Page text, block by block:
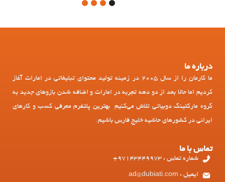
1
درباره ما
ما کارمان را از سال 2005 در زمینه تولید محتوای تبلیغاتی در امارات آغاز
کردیم اما حالا بعد از دو دهه تجربه در امارات و اضافه شدن بازوهای جدید به
گروه مارکتینگ دوبیاتی تلاش می‌کنیم بهترین پلتفرم معرفی کسب و کارهای
ایرانی در کشورهای حاشیه خلیج فارس باشیم.
تماس با ما
شماره تماس : 97143449973+
ایمیل : ad@dubiati.com